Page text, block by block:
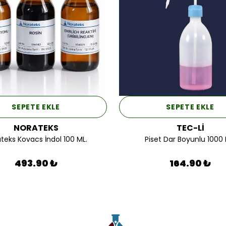
SEPETE EKLE
NORATEKS
Kovacs İndol 100 ML.
493.90 ₺
SEPETE EKLE
TEC-Lİ
Piset Dar Boyunlu 1000
164.90 ₺